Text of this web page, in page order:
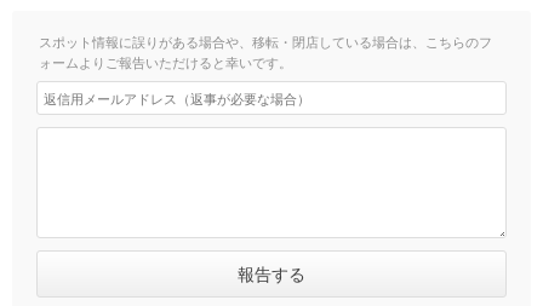
スポット情報に誤りがある場合や、移転・閉店している場合は、こちらのフ
ォームよりご報告いただけると幸いです。